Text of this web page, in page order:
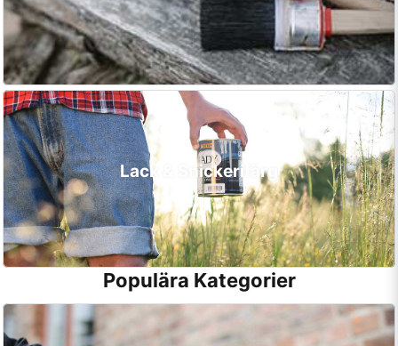
Lack & Snickerifärg
Populära Kategorier